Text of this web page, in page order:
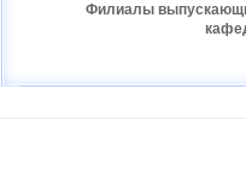
Филиалы